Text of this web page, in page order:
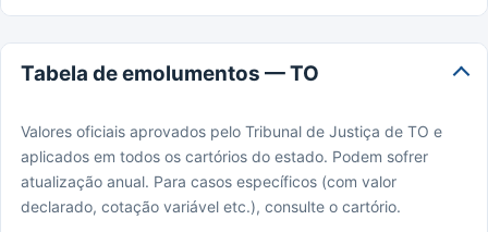
Tabela de emolumentos — TO
Valores oficiais aprovados pelo Tribunal de Justiça de TO e
aplicados em todos os cartórios do estado. Podem sofrer
atualização anual. Para casos específicos (com valor
declarado, cotação variável etc.), consulte o cartório.